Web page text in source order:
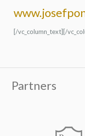
[/vc_column_text][/